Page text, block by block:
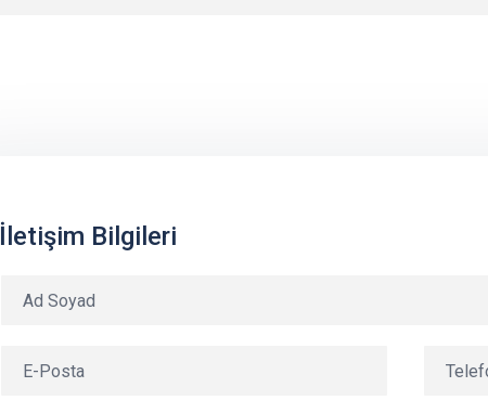
İletişim Bilgileri